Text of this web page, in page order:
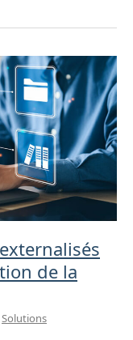
de la
Solutions